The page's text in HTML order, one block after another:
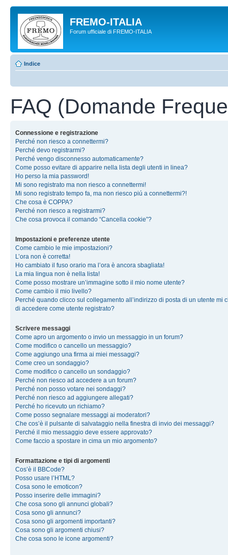
FREMO-ITALIA
Forum ufficiale di FREMO-ITALIA
Indice
FAQ (Domande
Connessione e registrazione
Perché non riesco a connettermi?
Perché devo registrarmi?
Perché vengo disconnesso automaticamente?
Come posso evitare di apparire nella lista degli utenti in linea?
Ho perso la mia password!
Mi sono registrato ma non riesco a connettermi!
Mi sono registrato tempo fa, ma non riesco piú a connettermi?!
Che cosa è COPPA?
Perché non riesco a registrarmi?
Che cosa provoca il comando “Cancella cookie”?
Impostazioni e preferenze utente
Come cambio le mie impostazioni?
L’ora non è corretta!
Ho cambiato il fuso orario ma l’ora è ancora sbagliata!
La mia lingua non è nella lista!
Come posso mostrare un’immagine sotto il mio nome utente?
Come cambio il mio livello?
Perché quando clicco sul collegamento all’indirizzo di posta di un utente mi
di accedere come utente registrato?
Scrivere messaggi
Come apro un argomento o invio un messaggio in un forum?
Come modifico o cancello un messaggio?
Come aggiungo una firma ai miei messaggi?
Come creo un sondaggio?
Come modifico o cancello un sondaggio?
Perché non riesco ad accedere a un forum?
Perché non posso votare nei sondaggi?
Perché non riesco ad aggiungere allegati?
Perché ho ricevuto un richiamo?
Come posso segnalare messaggi ai moderatori?
Che cos’è il pulsante di salvataggio nella finestra di invio dei messaggi?
Perché il mio messaggio deve essere approvato?
Come faccio a spostare in cima un mio argomento?
Formattazione e tipi di argomenti
Cos’è il BBCode?
Posso usare l’HTML?
Cosa sono le emoticon?
Posso inserire delle immagini?
Che cosa sono gli annunci globali?
Cosa sono gli annunci?
Cosa sono gli argomenti importanti?
Cosa sono gli argomenti chiusi?
Che cosa sono le icone argomenti?